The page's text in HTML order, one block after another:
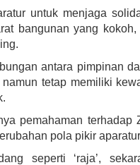
untuk menjaga
bangunan yang
antara pimpinan
tetap memiliki
pemahaman
pola pikir
seperti ‘raja’,